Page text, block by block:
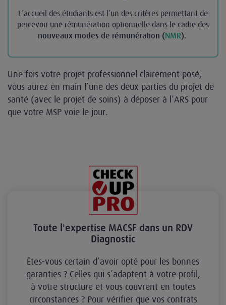
L’accueil des étudiants est l’un des critères permettant de
percevoir une rémunération optionnelle dans le cadre des
nouveaux modes de rémunération (NMR).
Une fois votre projet professionnel clairement posé,
vous aurez en main l’une des deux parties du projet de
santé (avec le projet de soins) à déposer à l’ARS pour
que votre MSP voie le jour.
Toute l'expertise MACSF dans un RDV
Diagnostic
Êtes-vous certain d’avoir opté pour les bonnes
garanties ? Celles qui s’adaptent à votre profil,
à votre structure et vous couvrent en toutes
circonstances ? Pour vérifier que vos contrats